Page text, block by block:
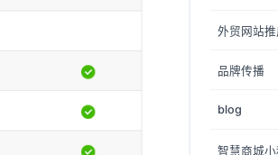
外贸网站推
品牌传播
blog
智慧商城小